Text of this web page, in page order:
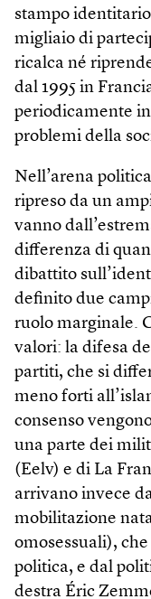
stampo
migliaio di
ricalca né
dal 1995 in
periodicamente
problemi della
Nell’arena
ripreso da un
vanno
differenza di
dibattito
definito due
ruolo marginale.
valori: la difesa
partiti, che si
meno forti
consenso
una parte dei
(Eelv) e di La
arrivano invece
mobilitazione
omosessuali),
politica, e dal
destra Éric